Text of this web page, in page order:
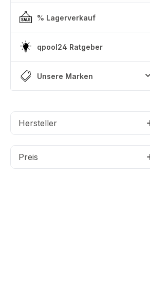
% Lagerverkauf
qpool24 Ratgeber
Unsere Marken
Hersteller
Preis